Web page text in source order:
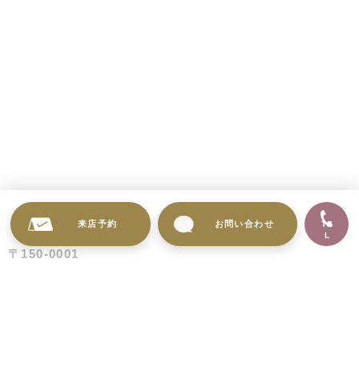
来店予約 お問い合わせ
TE
L
〒150-0001